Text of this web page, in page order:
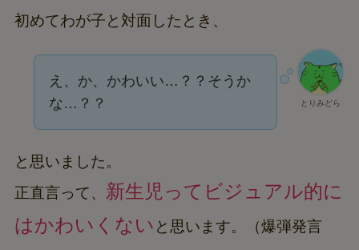
初めてわが子と対面したとき、
とりみどら
え、か、かわいい…？？そうか
な…？？
と思いました。
正直言って、 新生児ってビジュアル的に
はかわいくない と思います。（爆弾発言